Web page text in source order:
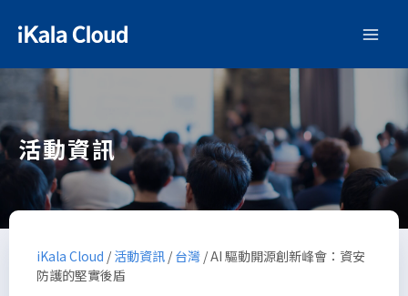
活動資訊
iKala Cloud / 活動資訊 / 台灣 /AI 驅動開源創新峰會：資安
防護的堅實後盾